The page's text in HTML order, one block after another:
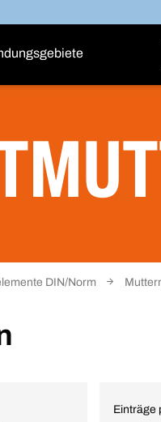
DIN/Norm
Einträge